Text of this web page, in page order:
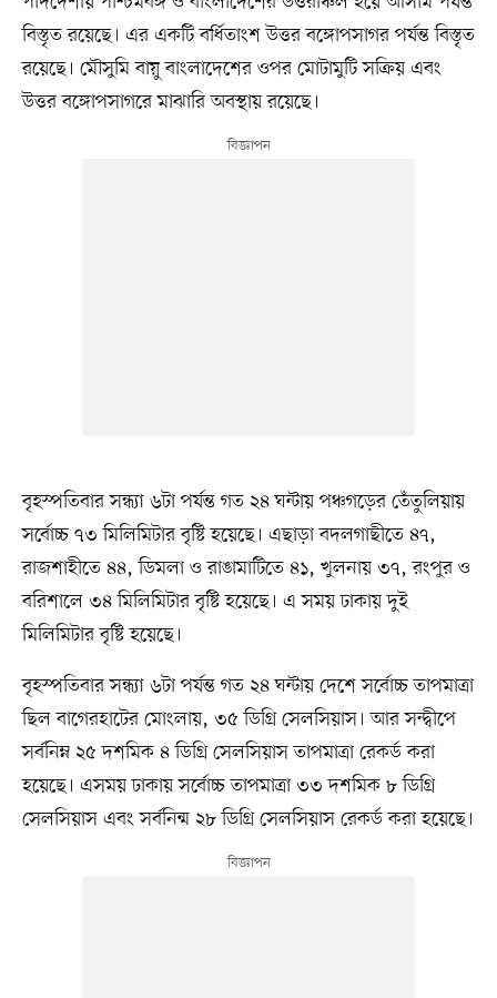
বিস্তৃত রয়েছে। এর একটি বর্ধিতাংশ উত্তর বঙ্গোপসাগর পর্যন্ত বিস্তৃত
রয়েছে। মৌসুমি বায়ু বাংলাদেশের ওপর মোটামুটি সক্রিয় এবং
উত্তর বঙ্গোপসাগরে মাঝারি অবস্থায় রয়েছে।
বৃহস্পতিবার সন্ধ্যা ৬টা পর্যন্ত গত ২৪ ঘন্টায় পঞ্চগড়ের তেঁতুলিয়ায়
সর্বোচ্চ ৭৩ মিলিমিটার বৃষ্টি হয়েছে। এছাড়া বদলগাছীতে ৪৭,
রাজশাহীতে ৪৪, ডিমলা ও রাঙামাটিতে ৪১, খুলনায় ৩৭, রংপুর ও
বরিশালে ৩৪ মিলিমিটার বৃষ্টি হয়েছে। এ সময় ঢাকায় দুই
মিলিমিটার বৃষ্টি হয়েছে।
বৃহস্পতিবার সন্ধ্যা ৬টা পর্যন্ত গত ২৪ ঘন্টায় দেশে সর্বোচ্চ তাপমাত্রা
ছিল বাগেরহাটের মোংলায়, ৩৫ ডিগ্রি সেলসিয়াস। আর সন্দ্বীপে
সর্বনিম্ন ২৫ দশমিক ৪ ডিগ্রি সেলসিয়াস তাপমাত্রা রেকর্ড করা
হয়েছে। এসময় ঢাকায় সর্বোচ্চ তাপমাত্রা ৩৩ দশমিক ৮ ডিগ্রি
সেলসিয়াস এবং সর্বনিন্ম ২৮ ডিগ্রি সেলসিয়াস রেকর্ড করা হয়েছে।